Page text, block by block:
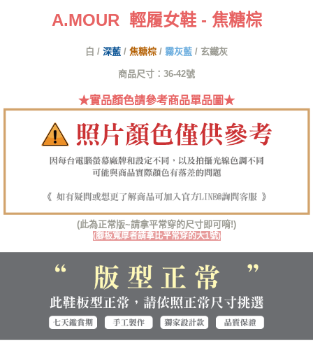
３．收到繳費通知簡訊後14天內，點擊此簡訊中的連結，可透過四大超商／
ATM／網路銀行／等多元方式進行付款，方視為交易完成。
購買商品的店家。未經商家同意取消之訂單仍視為有效，需透過AFTEE先享
※ 交易是否成功請以「AFTEE先享後付 」之結帳頁面顯示為準，若有關於
https://netprotections.freshdesk.com/support/home
【注意事項】
１．透過由恩沛科技股份有限公司提供之「AFTEE先享後付」服務完成之交
權轉讓予恩沛科技股份有限公司。
２．關於個人資料處理事宜，請瀏覽以下網址：
https://aftee.tw/terms/#terms3
３．未成年的使用者請事先徵得法定代理人或監護人之同意方可使用
「AFTEE先享後付」，若未經同意申辦者引起之損失，本公司不負相關責
４．使用「AFTEE先享後付」時，將依據個別帳號之用戶狀況，依本公司即
時審查核予不同之上限額度；若仍有額度不足之情形，本公司將視審查結果
請求用戶進行身份認證。
５．嚴禁一人註冊多個帳號或使用他人資訊註冊。若發現惡意使用之情形，
恩沛科技股份有限公司將有權停止該用戶之使用額度並採取法律行動。
每筆NT$60，滿NT$1,380(含以上)免運費
每筆NT$60，滿NT$1,380(含以上)免運費
每筆NT$100，滿NT$1,380(含以上)免運費
郵局(離島專用)
海外宅配（貨到付運費） 查看運費
A.MOUR 輕履女鞋 - 焦糖棕
白 / 深藍 / 焦糖棕 / 霧灰藍 / 玄鐵灰
商品尺寸：36-42號
★實品顏色請參考商品單品圖★
(此為正常版~請拿平常穿的尺寸即可唷!)
(腳板寬厚者請拿比平常穿的大1號)